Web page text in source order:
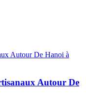
Autour De